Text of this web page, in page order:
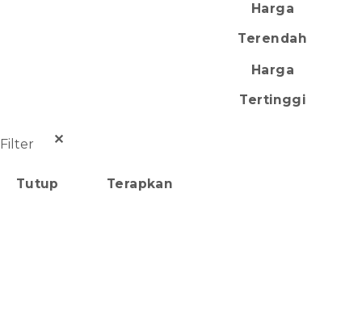
Harga
Terendah
Harga
Tertinggi
Filter ✕
Tutup Terapkan